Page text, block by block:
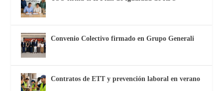
Convenio Colectivo firmado en Grupo Generali
Contratos de ETT y prevención laboral en verano